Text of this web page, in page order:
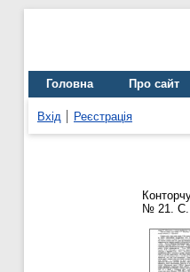
Головна Про сайт
Вхід Реєстрація
№ 21. С.